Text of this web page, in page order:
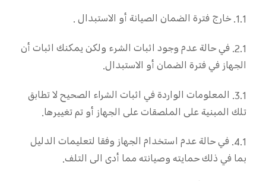
1.1. خارج فترة الضمان الصيانة أو الاستبدال .
2.1. في حالة عدم وجود اثبات الشرء ولكن يمكنك اثبات أن
الجهاز في فترة الضمان أو الاستبدال.
3.1. المعلومات الواردة في اثبات الشراء الصحيح لا تطابق
تلك المبنية على الملصقات على الجهاز أو تم تغييرها.
4.1. في حالة عدم استخدام الجهاز وفقا لتعليمات الدليل
بما في ذلك حمايته وصيانته مما أدى الى التلف.